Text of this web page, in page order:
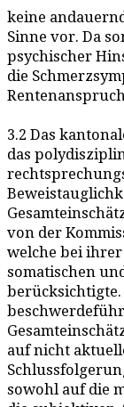
keine
Sinne vor. Da
psychischer
die
3.2 Das
das
von der
welche bei
somatischen
auf nicht
sowohl auf die